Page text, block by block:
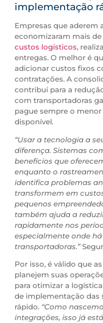
implementação
Empresas que aderem
economizaram mais de
custos logísticos,
entregas. O melhor é
adicionar custos fixos
contratações. A
contribui para a
com transportadoras
pague sempre o
disponível.
“Usar a tecnologia a
diferença. Sistemas
benefícios que
enquanto o
identifica problemas
transformem em
pequenos
também ajuda a
rapidamente nos
especialmente onde
transportadoras.”
Por isso, é válido que
planejem suas
para otimizar a
de implementação das
rápido. “Como
integrações, isso já